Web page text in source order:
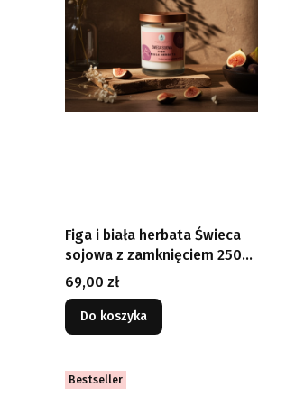
Figa i biała herbata Świeca
sojowa z zamknięciem 250
ml
Cena
69,00 zł
Do koszyka
Bestseller